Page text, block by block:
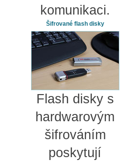
komunikaci.
Šifrované flash disky
Flash disky s
hardwarovým
šifrováním
poskytují